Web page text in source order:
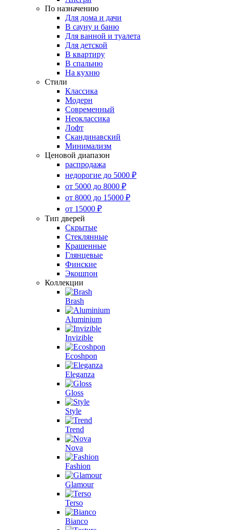
По назначению
Для дома и дачи
В сауну и баню
Для ванной и туалета
Для детской
В квартиру
В спальню
На кухню
Стили
Классика
Модерн
Современный
Неоклассика
Лофт
Скандинавский
Минимализм
Ценовой диапазон
распродажа
недорогие до 5000 ₽
от 5000 до 8000 ₽
от 8000 до 15000 ₽
от 15000 ₽
Тип дверей
Скрытые
Стеклянные
Крашенные
Глянцевые
Финские
Экошпон
Коллекции
Brash
Aluminium
Invizible
Ecoshpon
Eleganza
Gloss
Style
Trend
Nova
Fashion
Glamour
Terso
Bianco